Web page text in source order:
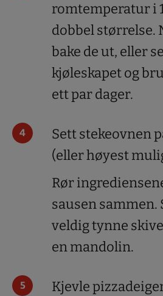
romtemperatur i
dobbel størrelse.
bake de ut, eller
kjøleskapet og
ett par dager.
Sett stekeovnen
(eller høyest
Rør
sausen
veldig tynne
en mandolin.
Kjevle